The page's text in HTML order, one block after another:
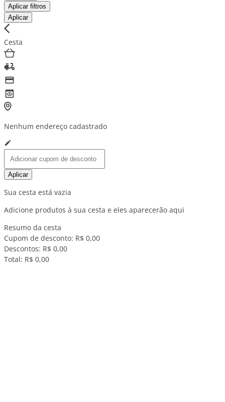
Aplicar filtros
Aplicar
Cesta
Nenhum endereço cadastrado
Aplicar
Sua cesta está vazia
Adicione produtos à sua cesta e eles aparecerão aqui
Resumo da cesta
Cupom de desconto: R$ 0,00
Descontos: R$ 0,00
Total: R$ 0,00